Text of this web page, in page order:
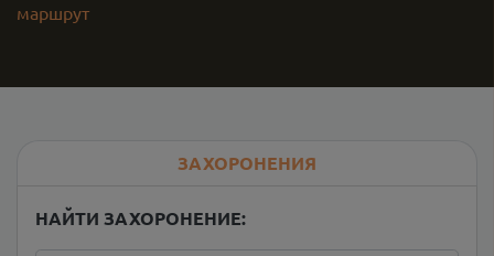
маршрут
ЗАХОРОНЕНИЯ
НАЙТИ ЗАХОРОНЕНИЕ: